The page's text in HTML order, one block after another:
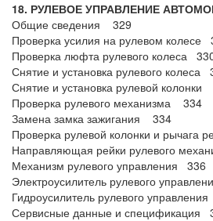
18. РУЛЕВОЕ УПРАВЛЕНИЕ
Общие сведения 329
Проверка усилия на рулевом колесе
Проверка люфта рулевого колеса
Снятие и установка рулевого колеса
Снятие и установка рулевой
Проверка рулевого механизма 334
Замена замка зажигания 334
Проверка рулевой колонки и рычага
Направляющая рейки рулевого
Механизм рулевого управления 336
Электроусилитель рулевого
Гидроусилитель рулевого
Сервисные данные и спецификация